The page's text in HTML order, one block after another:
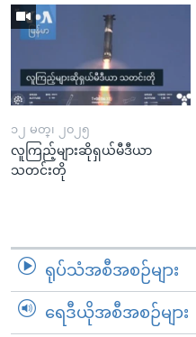
၁၂ မတ္၊ ၂၀၂၅
လူကြည့်များဆိုရှယ်မီဒီယာ
သတင်းတို
ရုပ်သံအစီအစဉ်များ
ရေဒီယိုအစီအစဉ်များ